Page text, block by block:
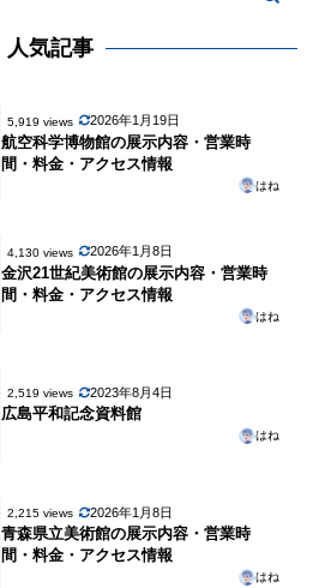
人気記事
5,919 views 2026年1月19日
航空科学博物館の展示内容・営業時
間・料金・アクセス情報
はね
4,130 views 2026年1月8日
金沢21世紀美術館の展示内容・営業時
間・料金・アクセス情報
はね
2,519 views 2023年8月4日
広島平和記念資料館
はね
2,215 views 2026年1月8日
青森県立美術館の展示内容・営業時
間・料金・アクセス情報
はね